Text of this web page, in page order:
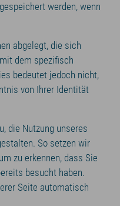
werden, wenn
abgelegt, die sich
dem spezifisch
bedeutet jedoch nicht,
von Ihrer Identität
die Nutzung unseres
So setzen wir
zu erkennen, dass Sie
besucht haben.
Seite automatisch